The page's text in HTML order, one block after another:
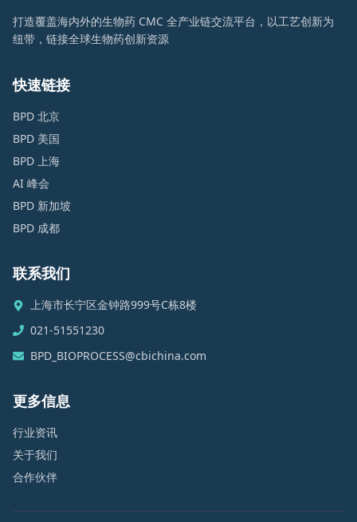
打造覆盖海内外的生物药 CMC 全产业链交流平台，以工艺创新为
纽带，链接全球生物药创新资源
快速链接
BPD 北京
BPD 美国
BPD 上海
AI 峰会
BPD 新加坡
BPD 成都
联系我们
上海市长宁区金钟路999号C栋8楼
021-51551230
BPD_BIOPROCESS@cbichina.com
更多信息
行业资讯
关于我们
合作伙伴